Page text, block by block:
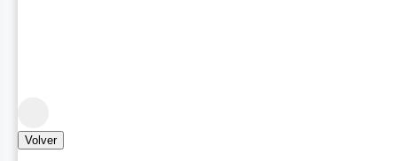
Volver